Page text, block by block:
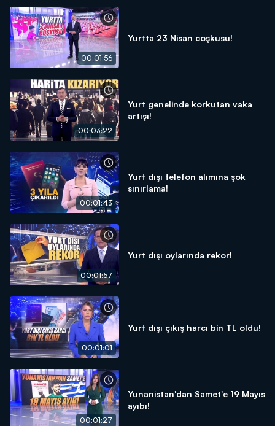
00:01:56
Yurtta 23 Nisan coşkusu!
00:03:22
Yurt genelinde korkutan vaka
artışı!
00:01:43
Yurt dışı telefon alımına şok
sınırlama!
00:01:57
Yurt dışı oylarında rekor!
00:01:01
Yurt dışı çıkış harcı bin TL oldu!
00:01:27
Yunanistan'dan Samet'e 19 Mayıs
ayıbı!